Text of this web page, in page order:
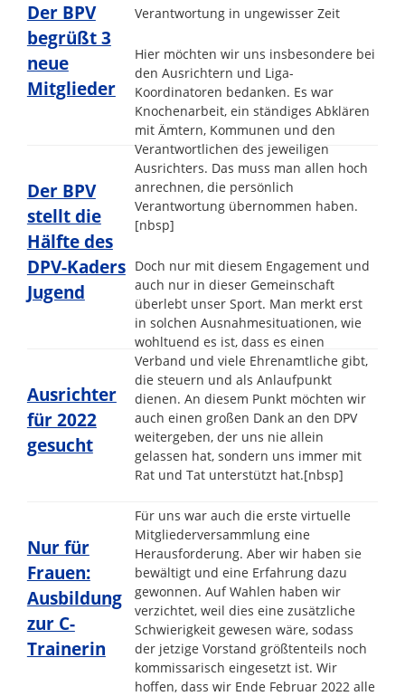
Verantwortung in ungewisser Zeit
Hier möchten wir uns insbesondere bei
den Ausrichtern und Liga-
Koordinatoren bedanken. Es war
Knochenarbeit, ein ständiges Abklären
mit Ämtern, Kommunen und den
Verantwortlichen des jeweiligen
Ausrichters. Das muss man allen hoch
anrechnen, die persönlich
Verantwortung übernommen haben.
[nbsp]
Doch nur mit diesem Engagement und
auch nur in dieser Gemeinschaft
überlebt unser Sport. Man merkt erst
in solchen Ausnahmesituationen, wie
wohltuend es ist, dass es einen
Verband und viele Ehrenamtliche gibt,
die steuern und als Anlaufpunkt
dienen. An diesem Punkt möchten wir
auch einen großen Dank an den DPV
weitergeben, der uns nie allein
gelassen hat, sondern uns immer mit
Rat und Tat unterstützt hat.[nbsp]
Für uns war auch die erste virtuelle
Mitgliederversammlung eine
Herausforderung. Aber wir haben sie
bewältigt und eine Erfahrung dazu
gewonnen. Auf Wahlen haben wir
verzichtet, weil dies eine zusätzliche
Schwierigkeit gewesen wäre, sodass
der jetzige Vorstand größtenteils noch
kommissarisch eingesetzt ist. Wir
hoffen, dass wir Ende Februar 2022 alle
Der BPV
begrüßt 3
neue
Mitglieder
Der BPV
stellt die
Hälfte des
DPV-Kaders
Jugend
Ausrichter
für 2022
gesucht
Nur für
Frauen:
Ausbildung
zur C-
Trainerin